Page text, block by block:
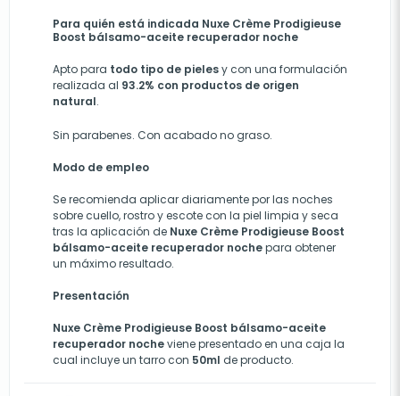
Para quién está indicada Nuxe Crème Prodigieuse
Boost bálsamo-aceite recuperador noche
Apto para todo tipo de pielesy con una formulación
realizada al 93.2% con productos de origen
natural.
Sin parabenes. Con acabado no graso.
Modo de empleo
Se recomienda aplicar diariamente por las noches
sobre cuello, rostro y escote con la piel limpia y seca
tras la aplicación de Nuxe Crème Prodigieuse Boost
bálsamo-aceite recuperador nochepara obtener
un máximo resultado.
Presentación
Nuxe Crème Prodigieuse Boost bálsamo-aceite
recuperador nocheviene presentado en una caja la
cual incluye un tarro con 50ml de producto.